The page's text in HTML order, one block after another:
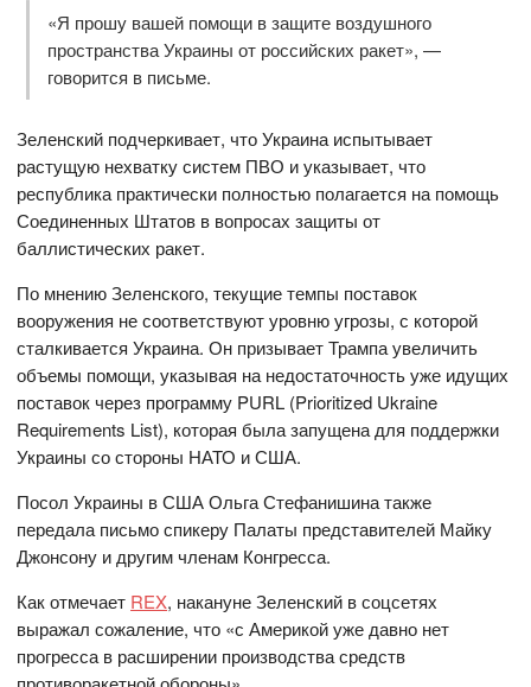
«Я прошу вашей помощи в защите воздушного
пространства Украины от российских ракет», —
говорится в письме.
Зеленский подчеркивает, что Украина испытывает
растущую нехватку систем ПВО и указывает, что
республика практически полностью полагается на помощь
Соединенных Штатов в вопросах защиты от
баллистических ракет.
По мнению Зеленского, текущие темпы поставок
вооружения не соответствуют уровню угрозы, с которой
сталкивается Украина. Он призывает Трампа увеличить
объемы помощи, указывая на недостаточность уже идущих
поставок через программу PURL (Prioritized Ukraine
Requirements List), которая была запущена для поддержки
Украины со стороны НАТО и США.
Посол Украины в США Ольга Стефанишина также
передала письмо спикеру Палаты представителей Майку
Джонсону и другим членам Конгресса.
Как отмечает REX, накануне Зеленский в соцсетях
выражал сожаление, что «с Америкой уже давно нет
прогресса в расширении производства средств